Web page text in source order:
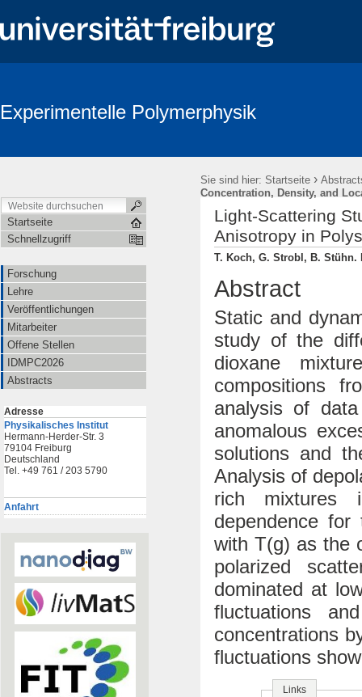
Experimentelle Polymerphysik
Sie sind hier: Startseite ›
Concentration, Density, and
Startseite
Schnellzugriff
Forschung
Lehre
Veröffentlichungen
Mitarbeiter
Offene Stellen
IDMPC2026
Abstracts
Adresse
Physikalisches Institut
Hermann-Herder-Str. 3
79104 Freiburg
Deutschland
Tel. +49 761 / 203 5790
Anfahrt
Light-Scattering
Anisotropy in
T. Koch, G. Strobl, B. Stühn.
Abstract
Static and
study of the
dioxane
compositions
analysis of
anomalous
solutions and
Analysis of
rich mixtures
dependence
with T(g) as the
polarized
dominated at
fluctuations
concentrations
fluctuations
Links